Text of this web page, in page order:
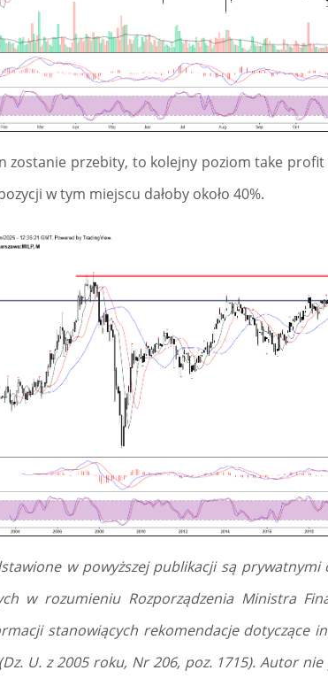
zostanie przebity, to kolejny poziom take profit
w tym miejscu dałoby około 40%.
w powyższej publikacji są
w rozumieniu Rozporządzenia Ministra
stanowiących rekomendacje dotyczące
U. z 2005 roku, Nr 206, poz. 1715). Autor